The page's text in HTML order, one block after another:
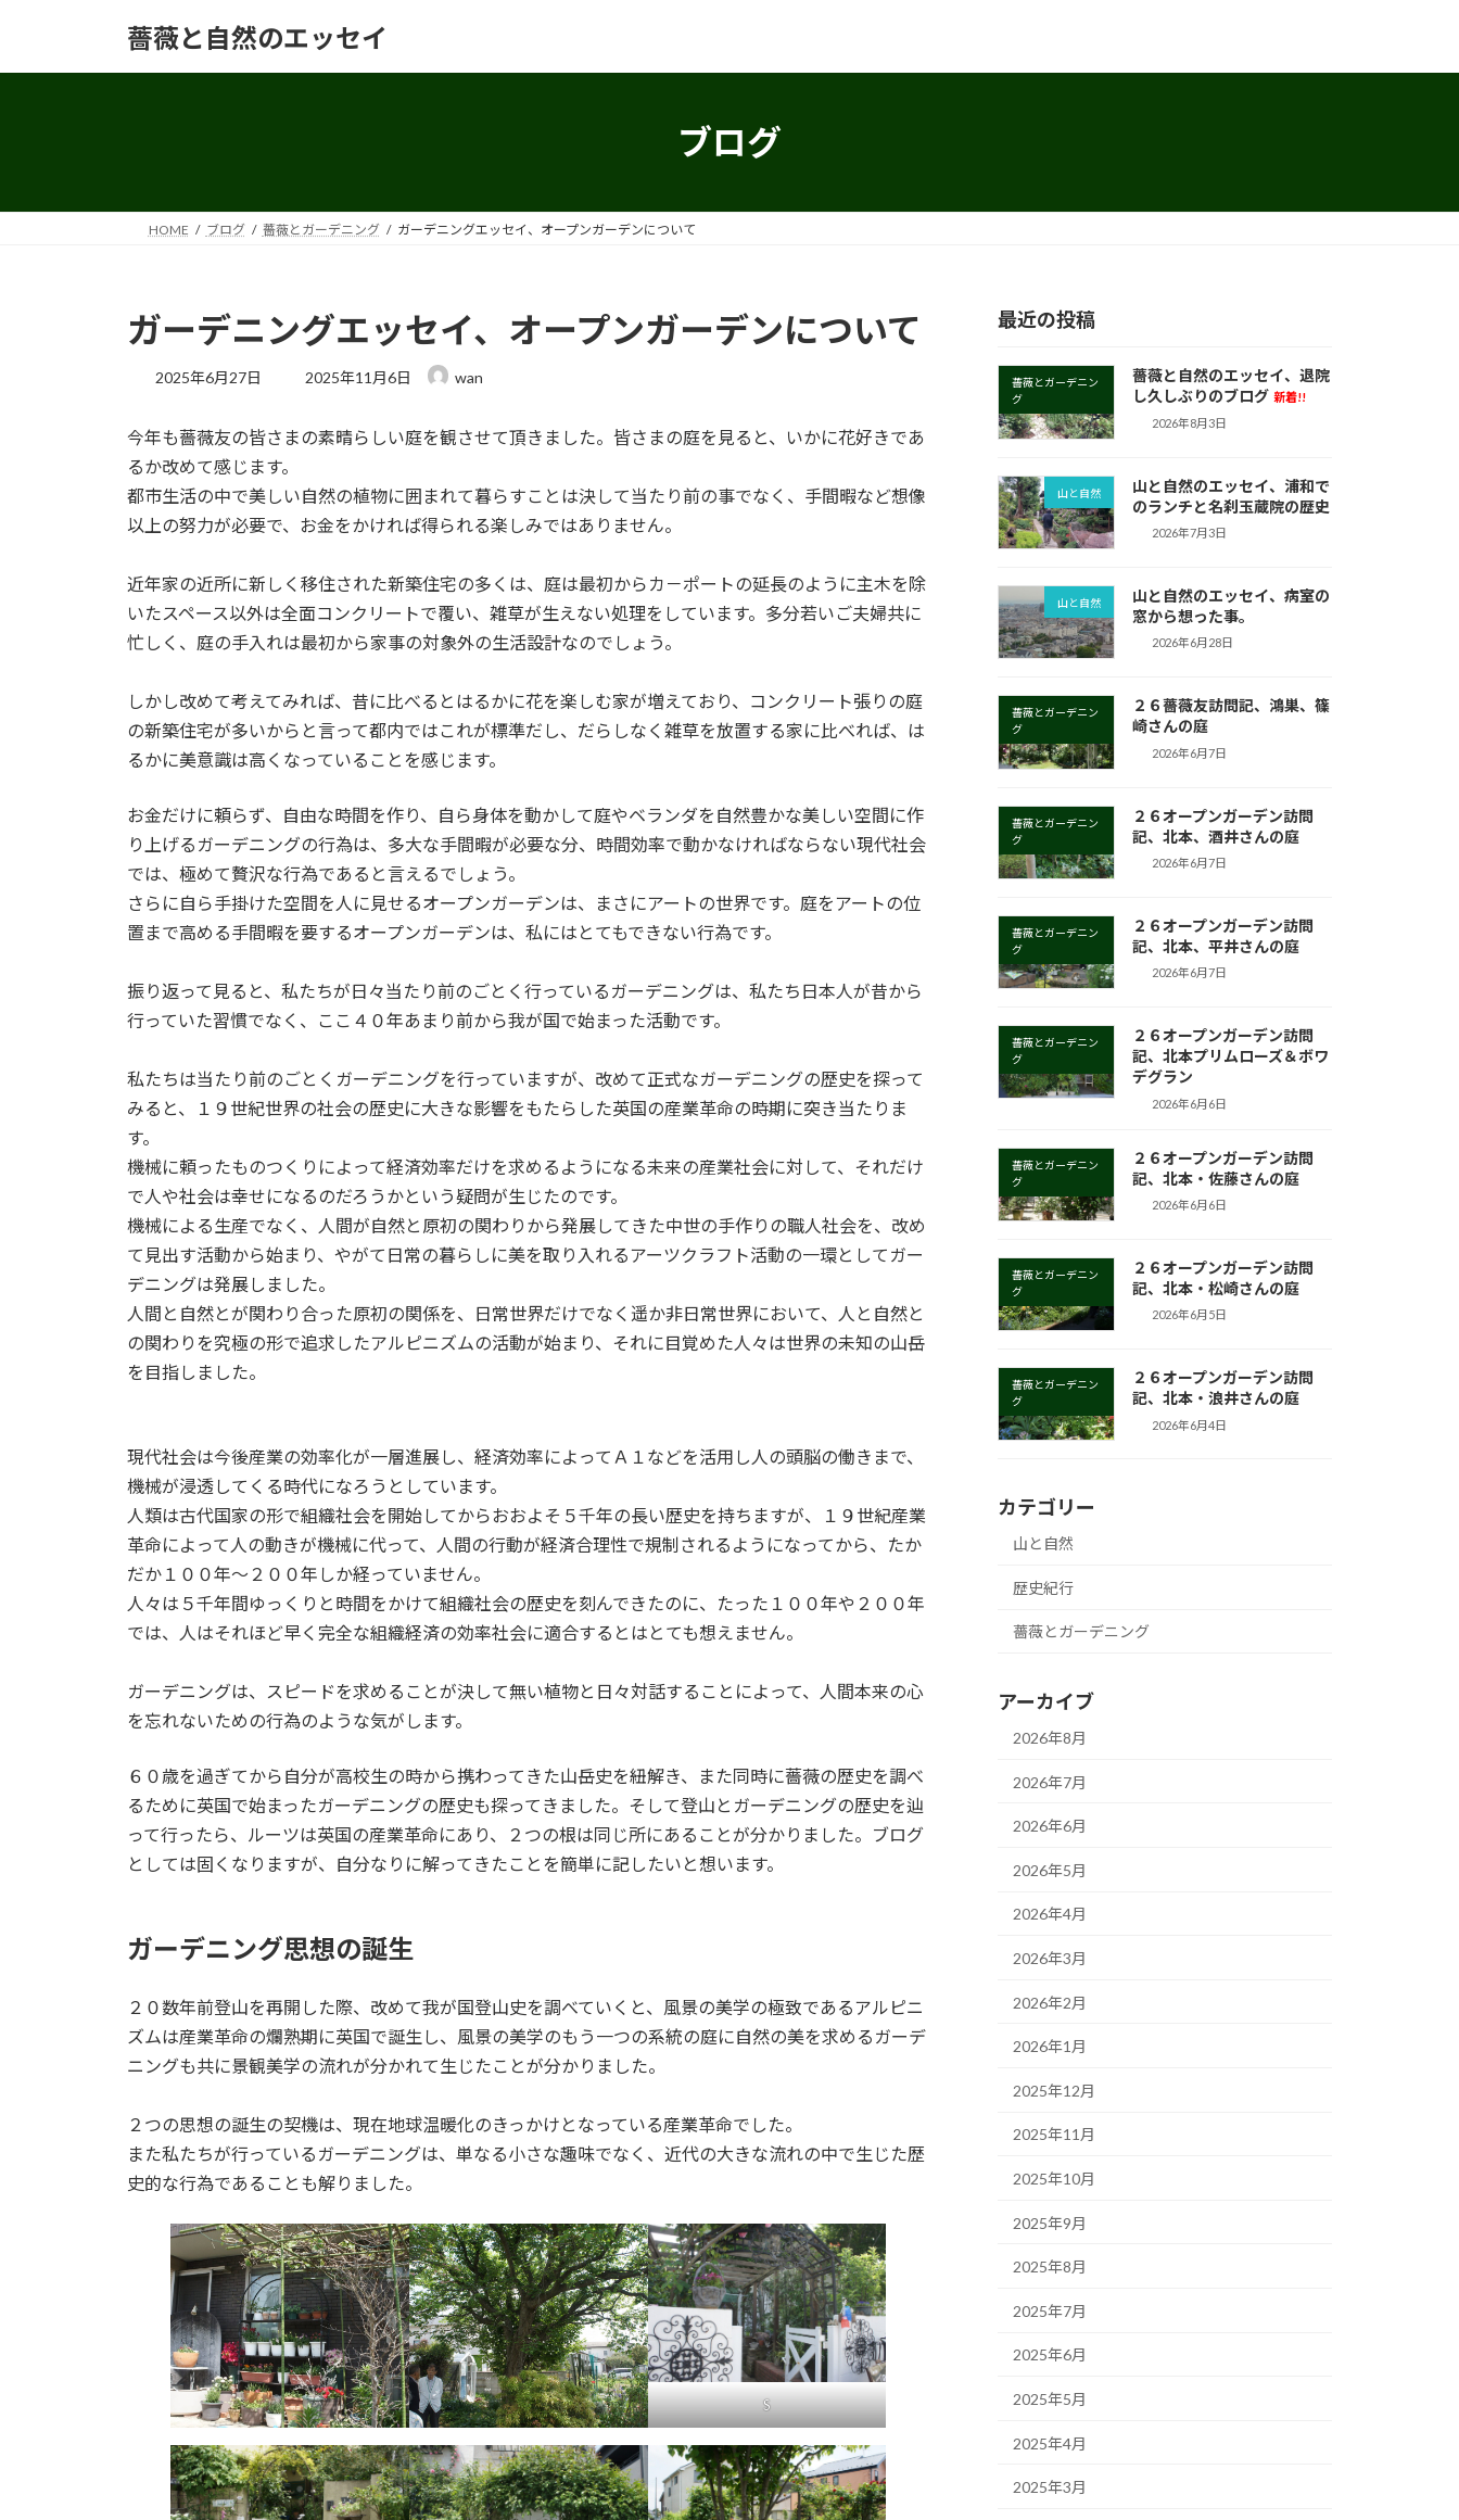
薔薇と自然のエッセイ
ブログ
HOME ブログ 薔薇とガーデニング ガーデニングエッセイ、オープンガーデンについて
ガーデニングエッセイ、オープンガーデンについて
2025年6月27日
最
新
:
2025年11月6日 wan
今年も薔薇友の皆さまの素晴らしい庭を観させて頂きました。皆さまの庭を見ると、いかに花好きであ
るか改めて感じます。
都市生活の中で美しい自然の植物に囲まれて暮らすことは決して当たり前の事でなく、手間暇など想像
以上の努力が必要で、お金をかければ得られる楽しみではありません。
近年家の近所に新しく移住された新築住宅の多くは、庭は最初からカ－ポートの延長のように主木を除
いたスペース以外は全面コンクリートで覆い、雑草が生えない処理をしています。多分若いご夫婦共に
忙しく、庭の手入れは最初から家事の対象外の生活設計なのでしょう。
しかし改めて考えてみれば、昔に比べるとはるかに花を楽しむ家が増えており、コンクリート張りの庭
の新築住宅が多いからと言って都内ではこれが標準だし、だらしなく雑草を放置する家に比べれば、は
るかに美意識は高くなっていることを感じます。
お金だけに頼らず、自由な時間を作り、自ら身体を動かして庭やベランダを自然豊かな美しい空間に作
り上げるガーデニングの行為は、多大な手間暇が必要な分、時間効率で動かなければならない現代社会
では、極めて贅沢な行為であると言えるでしょう。
さらに自ら手掛けた空間を人に見せるオープンガーデンは、まさにアートの世界です。庭をアートの位
置まで高める手間暇を要するオープンガーデンは、私にはとてもできない行為です。
振り返って見ると、私たちが日々当たり前のごとく行っているガーデニングは、私たち日本人が昔から
行っていた習慣でなく、ここ４０年あまり前から我が国で始まった活動です。
私たちは当たり前のごとくガーデニングを行っていますが、改めて正式なガーデニングの歴史を探って
みると、１９世紀世界の社会の歴史に大きな影響をもたらした英国の産業革命の時期に突き当たりま
す。
機械に頼ったものつくりによって経済効率だけを求めるようになる未来の産業社会に対して、それだけ
で人や社会は幸せになるのだろうかという疑問が生じたのです。
機械による生産でなく、人間が自然と原初の関わりから発展してきた中世の手作りの職人社会を、改め
て見出す活動から始まり、やがて日常の暮らしに美を取り入れるアーツクラフト活動の一環としてガー
デニングは発展しました。
人間と自然とが関わり合った原初の関係を、日常世界だけでなく遥か非日常世界において、人と自然と
の関わりを究極の形で追求したアルピニズムの活動が始まり、それに目覚めた人々は世界の未知の山岳
を目指しました。
現代社会は今後産業の効率化が一層進展し、経済効率によってＡ１などを活用し人の頭脳の働きまで、
機械が浸透してくる時代になろうとしています。
人類は古代国家の形で組織社会を開始してからおおよそ５千年の長い歴史を持ちますが、１９世紀産業
革命によって人の動きが機械に代って、人間の行動が経済合理性で規制されるようになってから、たか
だか１００年～２００年しか経っていません。
人々は５千年間ゆっくりと時間をかけて組織社会の歴史を刻んできたのに、たった１００年や２００年
では、人はそれほど早く完全な組織経済の効率社会に適合するとはとても想えません。
ガーデニングは、スピードを求めることが決して無い植物と日々対話することによって、人間本来の心
を忘れないための行為のような気がします。
６０歳を過ぎてから自分が高校生の時から携わってきた山岳史を紐解き、また同時に薔薇の歴史を調べ
るために英国で始まったガーデニングの歴史も探ってきました。そして登山とガーデニングの歴史を辿
って行ったら、ルーツは英国の産業革命にあり、２つの根は同じ所にあることが分かりました。ブログ
としては固くなりますが、自分なりに解ってきたことを簡単に記したいと想います。
ガーデニング思想の誕生
２０数年前登山を再開した際、改めて我が国登山史を調べていくと、風景の美学の極致であるアルピニ
ズムは産業革命の爛熟期に英国で誕生し、風景の美学のもう一つの系統の庭に自然の美を求めるガーデ
ニングも共に景観美学の流れが分かれて生じたことが分かりました。
２つの思想の誕生の契機は、現在地球温暖化のきっかけとなっている産業革命でした。
また私たちが行っているガーデニングは、単なる小さな趣味でなく、近代の大きな流れの中で生じた歴
史的な行為であることも解りました。
S
最近の投稿
薔薇とガーデニン
グ
薔薇と自然のエッセイ、退院
し久しぶりのブログ 新着!!
2026年8月3日
山と自然
山と自然のエッセイ、浦和で
のランチと名刹玉蔵院の歴史
2026年7月3日
山と自然
山と自然のエッセイ、病室の
窓から想った事。
2026年6月28日
薔薇とガーデニン
グ
２６薔薇友訪問記、鴻巣、篠
崎さんの庭
2026年6月7日
薔薇とガーデニン
グ
２６オープンガーデン訪問
記、北本、酒井さんの庭
2026年6月7日
薔薇とガーデニン
グ
２６オープンガーデン訪問
記、北本、平井さんの庭
2026年6月7日
薔薇とガーデニン
グ
２６オープンガーデン訪問
記、北本プリムローズ＆ボワ
デグラン
2026年6月6日
薔薇とガーデニン
グ
２６オープンガーデン訪問
記、北本・佐藤さんの庭
2026年6月6日
薔薇とガーデニン
グ
２６オープンガーデン訪問
記、北本・松崎さんの庭
2026年6月5日
薔薇とガーデニン
グ
２６オープンガーデン訪問
記、北本・浪井さんの庭
2026年6月4日
カテゴリー
山と自然
歴史紀行
薔薇とガーデニング
アーカイブ
2026年8月
2026年7月
2026年6月
2026年5月
2026年4月
2026年3月
2026年2月
2026年1月
2025年12月
2025年11月
2025年10月
2025年9月
2025年8月
2025年7月
2025年6月
2025年5月
2025年4月
2025年3月